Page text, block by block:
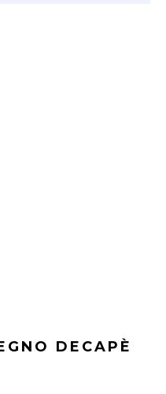
DECAPÈ